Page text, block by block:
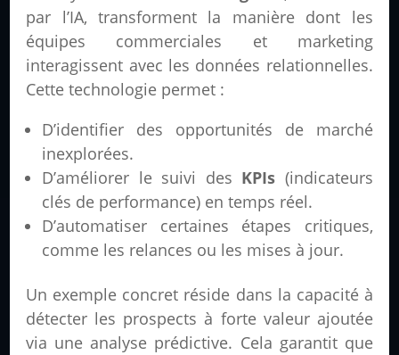
par l’IA, transforment la manière dont les
équipes commerciales et marketing
interagissent avec les données relationnelles.
Cette technologie permet :
D’identifier des opportunités de marché
inexplorées.
D’améliorer le suivi des KPIs (indicateurs
clés de performance) en temps réel.
D’automatiser certaines étapes critiques,
comme les relances ou les mises à jour.
Un exemple concret réside dans la capacité à
détecter les prospects à forte valeur ajoutée
via une analyse prédictive. Cela garantit que